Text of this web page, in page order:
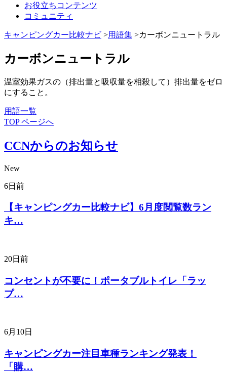
お役立ちコンテンツ
コミュニティ
キャンピングカー比較ナビ >用語集 >カーボンニュートラル
カーボンニュートラル
温室効果ガスの（排出量と吸収量を相殺して）排出量をゼロ
にすること。
用語一覧
TOP ページへ
CCNからのお知らせ
New
6日前
【キャンピングカー比較ナビ】6月度閲覧数ラン
キ…
20日前
コンセントが不要に！ポータブルトイレ「ラッ
プ…
6月10日
キャンピングカー注目車種ランキング発表！
「購…